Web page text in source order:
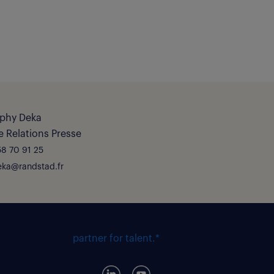
Deka
Relations Presse
70 91 25
partner for talent.*